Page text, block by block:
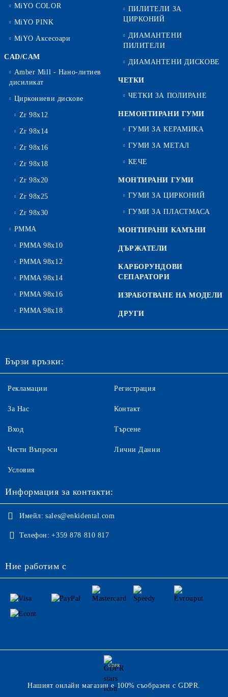
MiYO COLOR
MiYO PINK
MiYO Аксесоари
CAD/CAM
Amber Mill - Нано-литиев
дисиликат
Циркониеви дискове
Zr 98x12
Zr 98x14
Zr 98x16
Zr 98x18
Zr 98x20
Zr 98x25
Zr 98x30
PMMA
PMMA 98x10
PMMA 98x12
PMMA 98x14
PMMA 98x16
PMMA 98x18
ПИЛИТЕЛИ ЗА
ЦИРКОНИЙ
ДИАМАНТЕНИ
ПИЛИТЕЛИ
ДИАМАНТЕНИ ДИСКОВЕ
ЧЕТКИ
ЧЕТКИ ЗА ПОЛИРАНЕ
НЕМОНТИРАНИ ГУМИ
ГУМИ ЗА КЕРАМИКА
ГУМИ ЗА МЕТАЛ
КЕЧЕ
МОНТИРАНИ ГУМИ
ГУМИ ЗА ЦИРКОНИЙ
ГУМИ ЗА ПЛАСТМАСА
МОНТИРАНИ КАМЪНИ
ДЪРЖАТЕЛИ
КАРБОРУНДОВИ
СЕПАРАТОРИ
ИЗРАБОТВАНЕ НА МОДЕЛИ
ДРУГИ
Бързи връзки:
Рекламации
За Нас
Вход
Чести Въпроси
Регистрация
Контакт
Търсене
Лични Данни
Условия
Информация за контакти:
Имейл: sales@enkidental.com
Телефон: +359 878 810 817
Ние работим с
GDPR
Нашият онлайн магазин е 100% съобразен с GDPR.